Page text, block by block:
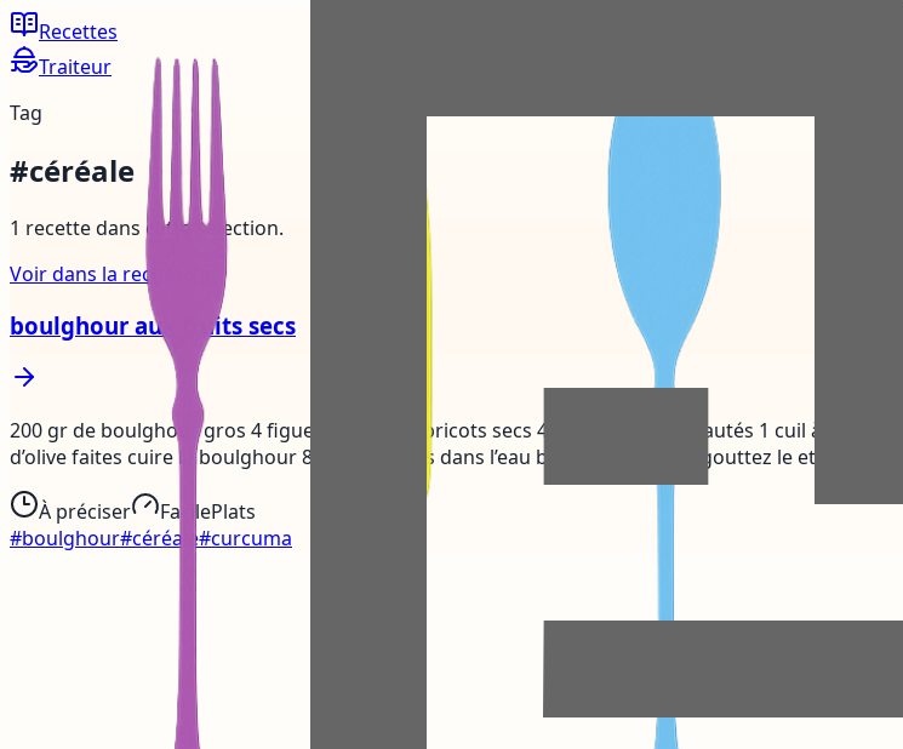
Recettes
Traiteur
Tag
#céréale
1 recettedans cette sélection.
Voir dans la recherche
boulghour aux fruits secs
200 gr de boulghour gros 4 figues sèches 4 abricots secs 4 pruneaux dénoyautés 1 cuil à soupe
d’olive faites cuire le boulghour 8 à 10 minutes dans l’eau bouillante salée. Égouttez le et
À préciser FacilePlats
#boulghour#céréale#curcuma